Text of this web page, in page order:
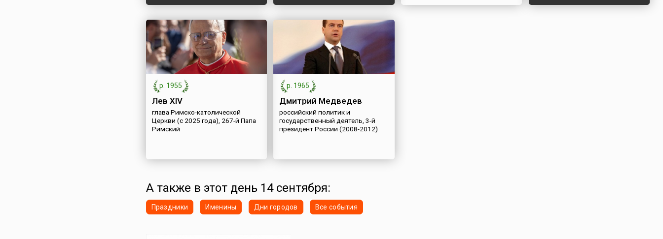
р. 1955
Лев XIV
глава Римско-католической
Церкви (с 2025 года), 267-й Папа
Римский
р. 1965
Дмитрий Медведев
российский политик и
государственный деятель, 3-й
президент России (2008-2012)
А также в этот день 14 сентября:
Праздники Именины Дни городов Все события